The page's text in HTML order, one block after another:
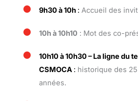
9h30 à 10h : Accueil des
10h à 10h10 : Mot des co-
10h10 à 10h30 – La ligne du
CSMOCA : historique des
années.